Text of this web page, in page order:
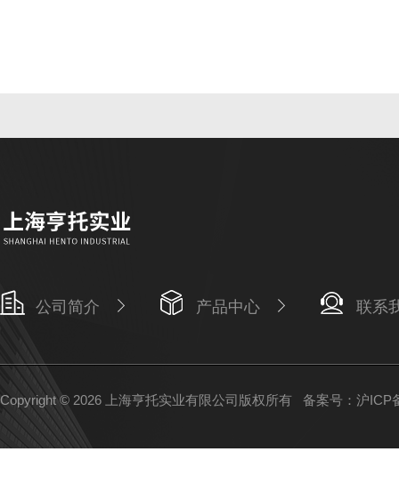
公司简介 产品中心 联系
Copyright © 2026 上海亨托实业有限公司版权所有 备案号：沪ICP